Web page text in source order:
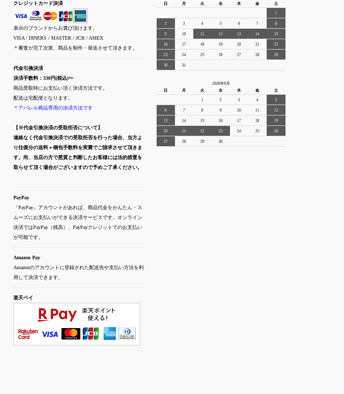
クレジットカード決済
表示のブランドからお選び頂けます。
VISA / DINERS / MASTER / JCB / AMEX
＊審査が完了次第、商品を制作・発送させて頂きます。
代金引換決済
決済手数料：330円(税込)〜
商品受取時にお支払い頂く決済方法です。
配送は宅配便となります。
＊アパレル商品専用の決済方法です
【※代金引換決済の受取拒否について】
連絡なく代金引換決済での受取拒否を行った場合、当方よ
り往復分の送料＋梱包手数料を実費でご請求させて頂きま
す。尚、当店の方で悪質と判断したお客様には法的措置を
取らせて頂く場合がございますので予めご了承ください。
PayPay
「PayPay」アカウントがあれば、商品代金をかんたん・ス
ムーズにお支払いができる決済サービスです。オンライン
決済ではPayPay（残高）、PayPayクレジットでのお支払い
が可能です。
Amazon Pay
Amazonのアカウントに登録された配送先や支払い方法を利
用して決済できます。
楽天ペイ
日
月 火 水 木 金
土
1
2 3 4 5 6 7 8
9 10 11 12 13 14 15
16 17 18 19 20 21 22
23 24 25 26 27 28 29
30 31
2026年9月
日
月 火 水 木 金
土
1
2 3 4 5
6 7 8 9 10 11 12
13 14 15 16 17 18 19
20 21 22 23 24 25 26
27 28 29 30